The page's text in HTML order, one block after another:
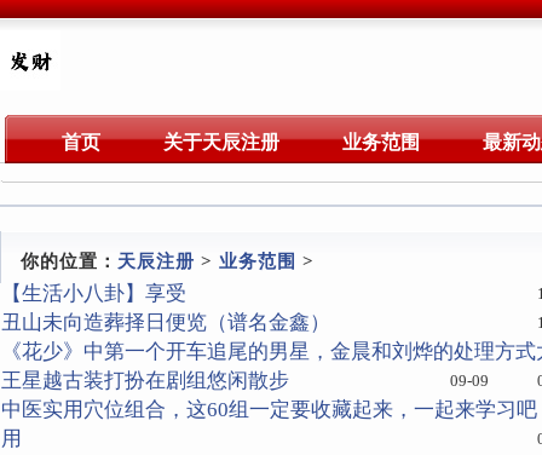
首页 关于天辰注册 业务范围 最新
你的位置： 天辰注册 > 业务范围 >
【生活小八卦】享受
丑山未向造葬择日便览（谱名金鑫）
《花少》中第一个开车追尾的男星，金晨和刘烨的处理方
王星越古装打扮在剧组悠闲散步 09-09
中医实用穴位组合，这60组一定要收藏起来，一起来学习
用